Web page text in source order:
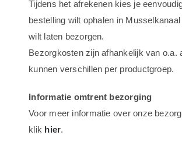
Tijdens het afrekenen kies je
bestelling wilt ophalen in
wilt laten bezorgen.
Bezorgkosten zijn afhankelijk van o.a.
kunnen verschillen per productgroep.
Informatie omtrent bezorging
Voor meer informatie over onze
klik hier.